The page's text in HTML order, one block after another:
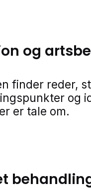
og
finder reder,
og
er tale om.